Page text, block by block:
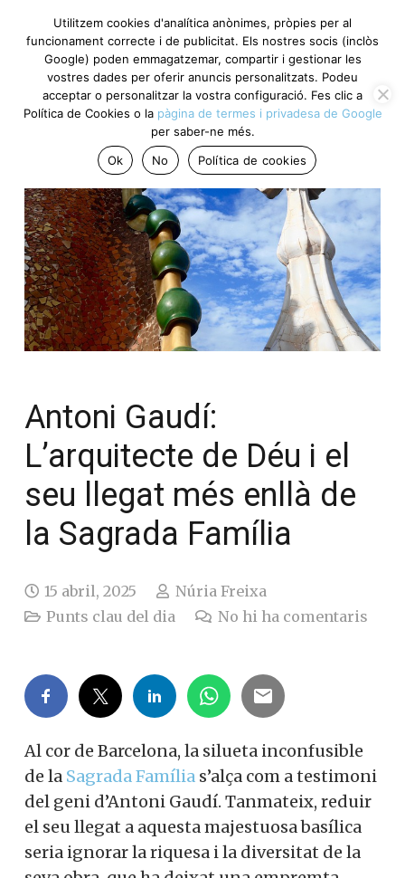
Antoni Gaudí:
L’arquitecte de Déu i el
seu llegat més enllà de
la Sagrada Família
15 abril, 2025
Núria Freixa
Punts clau del dia
No hi ha comentaris
Al cor de Barcelona, la silueta inconfusible
de la Sagrada Família s’alça com a testimoni
del geni d’Antoni Gaudí. Tanmateix, reduir
el seu llegat a aquesta majestuosa basílica
seria ignorar la riquesa i la diversitat de la
Utilitzem cookies d'analítica anònimes, pròpies per al
funcionament correcte i de publicitat. Els nostres socis (inclòs
Google) poden emmagatzemar, compartir i gestionar les
vostres dades per oferir anuncis personalitzats. Podeu
acceptar o personalitzar la vostra configuració. Fes clic a
Política de Cookies o la pàgina de termes i privadesa de Google
per saber-ne més.
Ok
No Política de cookies